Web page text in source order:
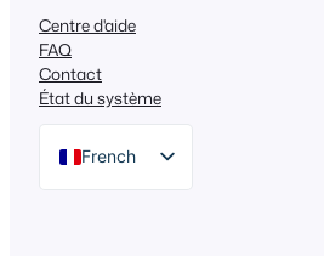
Centre d'aide
FAQ
Contact
État du système
French